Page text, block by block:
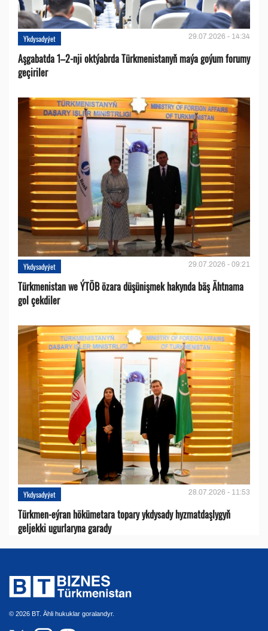
Ykdysadyýet 29.07.2026 - 14:34
Aşgabatda 1–2-nji oktýabrda Türkmenistanyň maýa goýum forumy
geçiriler
Ykdysadyýet 29.07.2026 - 09:21
Türkmenistan we ÝTÖB özara düşünişmek hakynda bäş Ähtnama
gol çekdiler
Ykdysadyýet 28.07.2026 - 11:53
Türkmen-eýran hökümetara topary ykdysady hyzmatdaşlygyň
geljekki ugurlaryna garady
© 2026 BT. Ähli hukuklar goralandyr.